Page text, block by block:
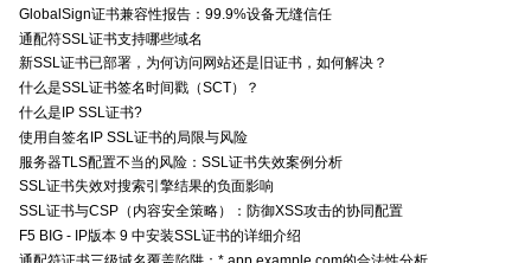
GlobalSign证书兼容性报告：99.9%设备无缝信任
通配符SSL证书支持哪些域名
新SSL证书已部署，为何访问网站还是旧证书，如何解决？
什么是SSL证书签名时间戳（SCT）？
什么是IP SSL证书?
使用自签名IP SSL证书的局限与风险
服务器TLS配置不当的风险：SSL证书失效案例分析
SSL证书失效对搜索引擎结果的负面影响
SSL证书与CSP（内容安全策略）：防御XSS攻击的协同配置
F5 BIG - IP版本 9 中安装SSL证书的详细介绍